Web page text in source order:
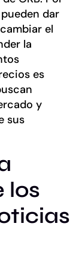
dar
el
la
es
y
sus
los